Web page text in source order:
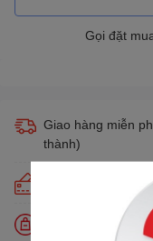
Gọi đặt
Giao hàng miễn
thành)
Trả góp lãi suất
Đổi trả miễn phí